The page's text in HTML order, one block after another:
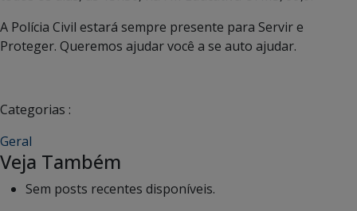
A Polícia Civil estará sempre presente para Servir e
Proteger. Queremos ajudar você a se auto ajudar.
Categorias :
Geral
Veja Também
Sem posts recentes disponíveis.